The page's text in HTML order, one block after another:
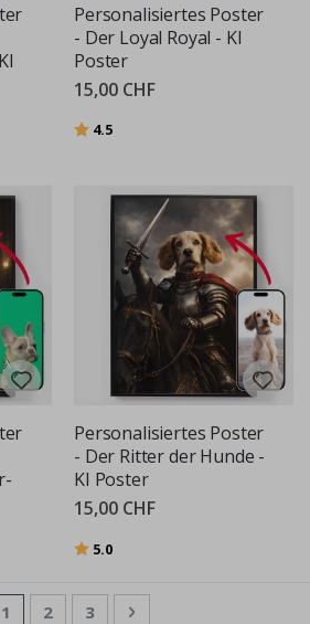
Personalisiertes Poster
- Der Loyal Royal - KI
Poster
15,00 CHF
Bewertung:
4.5
Personalisiertes Poster
- Der Ritter der Hunde -
KI Poster
15,00 CHF
Bewertung:
5.0
Sie lesen gerade die Seite
1 Seite
2 Seite
3 Seite
Weiter